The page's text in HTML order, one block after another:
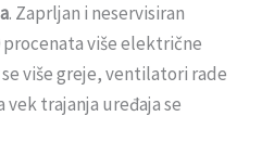
. Zaprljan i neservisiran
više električne
više greje, ventilatori rade
trajanja uređaja se